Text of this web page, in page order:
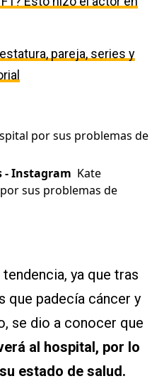
pareja, series y
- Instagram Kate
sus problemas de
ya que tras
que padecía cáncer y
se dio a conocer que
al hospital, por lo
estado de salud.